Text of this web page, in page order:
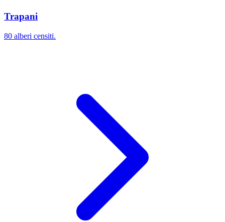
Trapani
80 alberi censiti.